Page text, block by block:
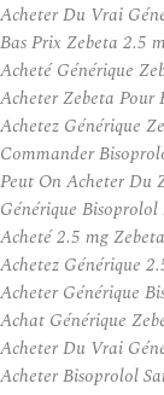
Acheter Du Vrai
Bas Prix Zebeta 2.5
Acheté Générique
Acheter Zebeta Pour
Achetez Générique
Commander
Peut On Acheter Du
Générique
Acheté 2.5 mg
Achetez Générique
Acheter Générique
Achat Générique
Acheter Du Vrai
Acheter Bisoprolol